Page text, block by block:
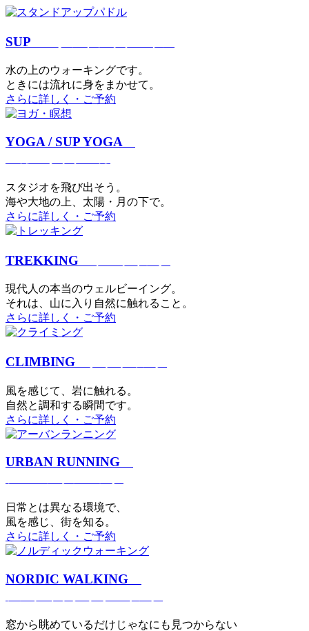
SUP
⽔の上のウォーキングです。
ときには流れに身をまかせて。
さらに詳しく・ご予約
YOGA / SUP YOGA
スタジオを⾶び出そう。
海や大地の上、太陽・⽉の下で。
さらに詳しく・ご予約
TREKKING
現代⼈の本当のウェルビーイング。
それは、⼭に⼊り⾃然に触れること。
さらに詳しく・ご予約
CLIMBING
⾵を感じて、岩に触れる。
⾃然と調和する瞬間です。
さらに詳しく・ご予約
URBAN RUNNING
日常とは異なる環境で、
風を感じ、街を知る。
さらに詳しく・ご予約
NORDIC WALKING
窓から眺めているだけじゃなにも見つからない